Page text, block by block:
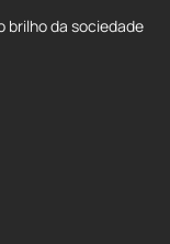
brilho da sociedade